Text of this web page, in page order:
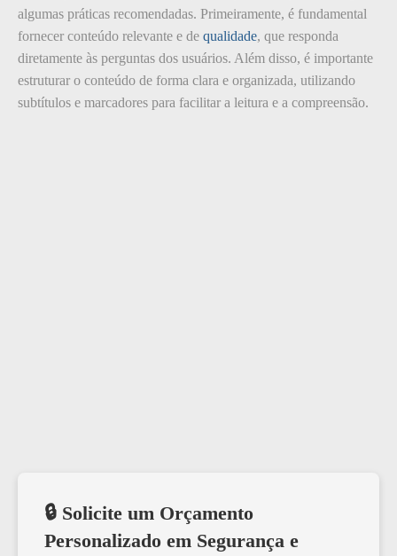
algumas práticas recomendadas. Primeiramente, é fundamental
fornecer conteúdo relevante e de qualidade, que responda
diretamente às perguntas dos usuários. Além disso, é importante
estruturar o conteúdo de forma clara e organizada, utilizando
subtítulos e marcadores para facilitar a leitura e a compreensão.
🔒 Solicite um Orçamento
Personalizado em Segurança e